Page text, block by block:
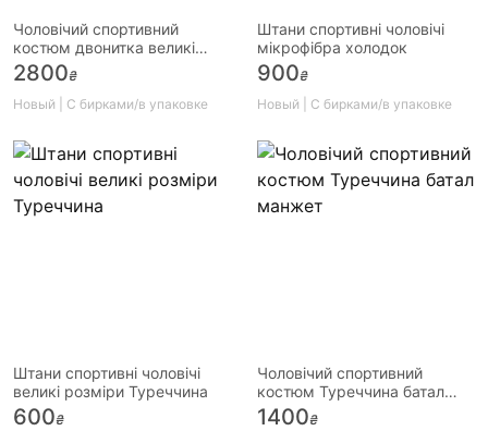
Чоловічий спортивний
костюм двонитка великі
розміри батал FORE
2800₴
Новый | С бирками/в упаковке
Штани спортивні чоловічі
мікрофібра холодок
900₴
Новый | С бирками/в упаковке
Штани спортивні чоловічі
великі розміри Туреччина
600₴
Чоловічий спортивний
костюм Туреччина батал
манжет
1400₴